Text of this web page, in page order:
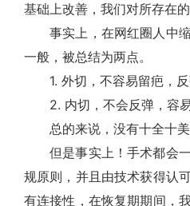
基础上改善，我们对所存在
事实上，在网红圈人中缩
一般，被总结为两点。
1. 外切，不容易留疤，反
2. 内切，不会反弹，容易
总的来说，没有十全十美
但是事实上！手术都会一
规原则，并且由技术获得认
有连接性，在恢复期期间，